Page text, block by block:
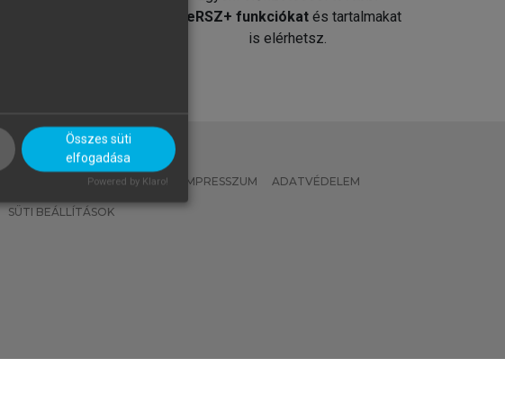
MeRSZ+ funkciókat és tartalmakat
is elérhetsz.
MI – ÁLTALÁNOS IRÁNYELVEK IMPRESSZUM ADATVÉDELEM
SÜTI BEÁLLÍTÁSOK
Összes süti
elfogadása
Powered by Klaro!